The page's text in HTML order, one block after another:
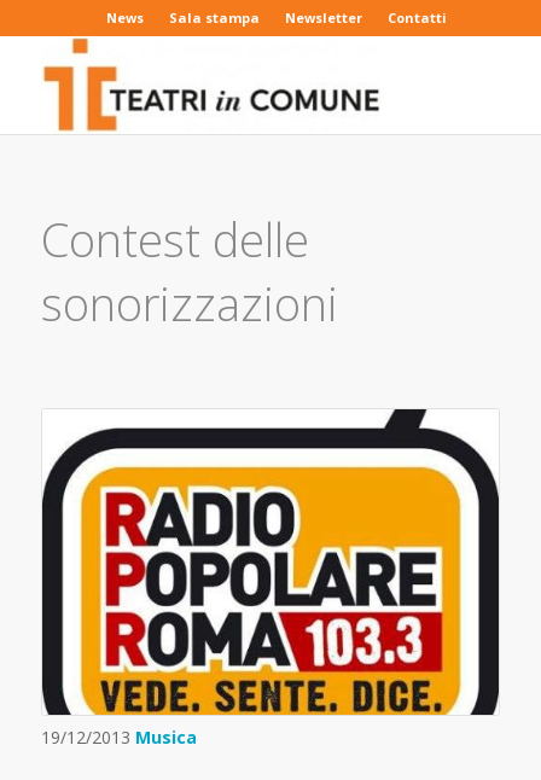
News Sala stampa Newsletter Contatti
Contest delle
sonorizzazioni
19/12/2013 Musica